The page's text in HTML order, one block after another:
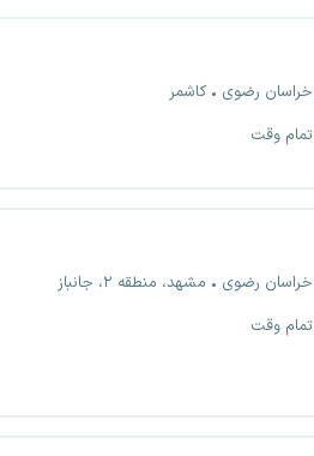
خراسان رضوی
کاشمر
تمام وقت
خراسان رضوی
مشهد، منطقه ۲، جانباز
تمام وقت